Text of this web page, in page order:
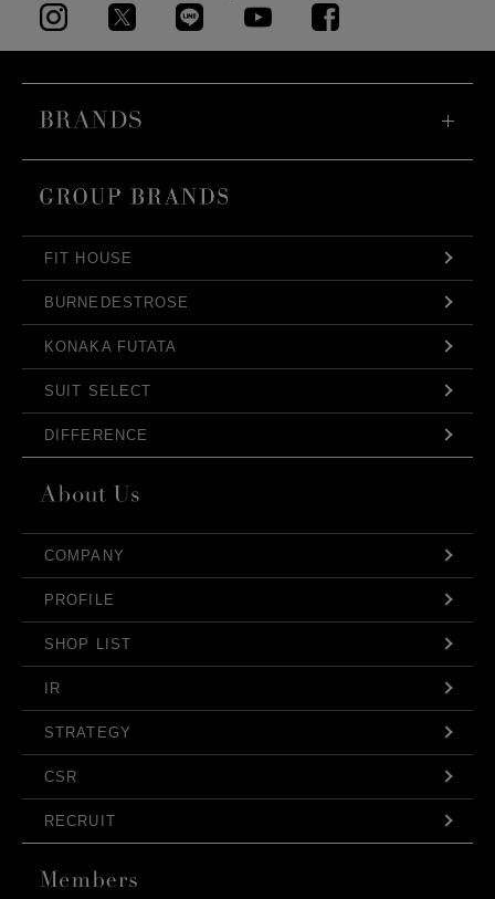
FIT HOUSE
BURNEDESTROSE
KONAKA FUTATA
SUIT SELECT
DIFFERENCE
COMPANY
PROFILE
SHOP LIST
IR
STRATEGY
CSR
RECRUIT